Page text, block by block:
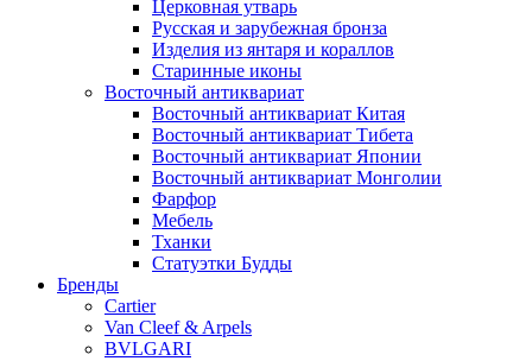
Церковная утварь
Русская и зарубежная бронза
Изделия из янтаря и кораллов
Старинные иконы
Восточный антиквариат
Восточный антиквариат Китая
Восточный антиквариат Тибета
Восточный антиквариат Японии
Восточный антиквариат Монголии
Фарфор
Мебель
Тханки
Статуэтки Будды
Бренды
Cartier
Van Cleef & Arpels
BVLGARI